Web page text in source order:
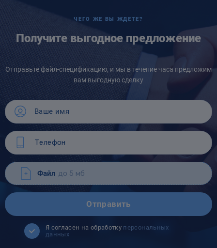
ЧЕГО ЖЕ ВЫ ЖДЕТЕ?
Получите выгодное предложение
Отправьте файл-спецификацию, и мы в течение часа предложим
вам выгодную сделку
Файл до 5 мб
Отправить
Я согласен на обработку персональных
данных